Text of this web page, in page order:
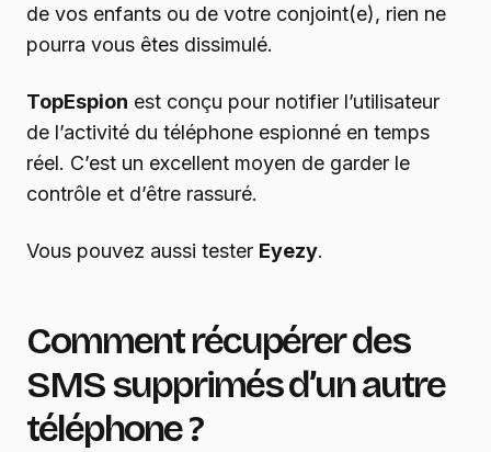
de vos enfants ou de votre conjoint(e), rien ne
pourra vous êtes dissimulé.
TopEspion est conçu pour notifier l’utilisateur
de l’activité du téléphone espionné en temps
réel. C’est un excellent moyen de garder le
contrôle et d’être rassuré.
Vous pouvez aussi tester Eyezy.
Comment récupérer des
SMS supprimés d’un autre
téléphone ?